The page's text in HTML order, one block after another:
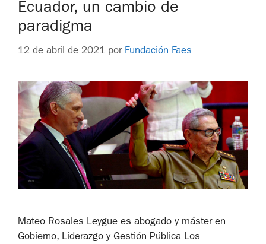
Ecuador, un cambio de
paradigma
12 de abril de 2021 por Fundación Faes
Mateo Rosales Leygue es abogado y máster en
Gobierno, Liderazgo y Gestión Pública Los